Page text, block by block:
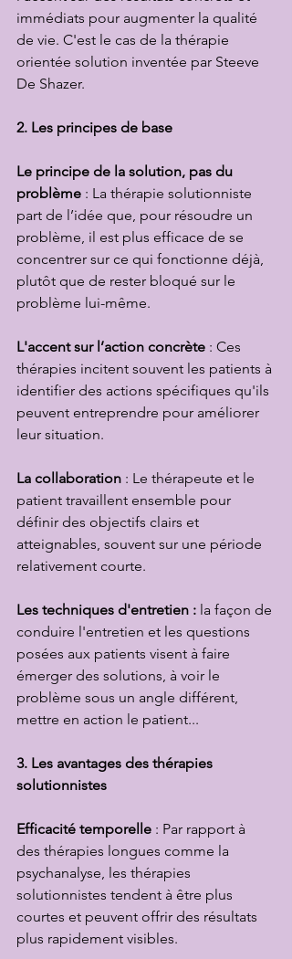
immédiats pour augmenter la qualité
de vie. C'est le cas de la thérapie
orientée solution inventée par Steeve
De Shazer.
2. Les principes de base
Le principe de la solution, pas du
problème : La thérapie solutionniste
part de l’idée que, pour résoudre un
problème, il est plus efficace de se
concentrer sur ce qui fonctionne déjà,
plutôt que de rester bloqué sur le
problème lui-même.
L'accent sur l’action concrète : Ces
thérapies incitent souvent les patients à
identifier des actions spécifiques qu'ils
peuvent entreprendre pour améliorer
leur situation.
La collaboration : Le thérapeute et le
patient travaillent ensemble pour
définir des objectifs clairs et
atteignables, souvent sur une période
relativement courte.
Les techniques d'entretien : la façon de
conduire l'entretien et les questions
posées aux patients visent à faire
émerger des solutions, à voir le
problème sous un angle différent,
mettre en action le patient...
3. Les avantages des thérapies
solutionnistes
Efficacité temporelle : Par rapport à
des thérapies longues comme la
psychanalyse, les thérapies
solutionnistes tendent à être plus
courtes et peuvent offrir des résultats
plus rapidement visibles.